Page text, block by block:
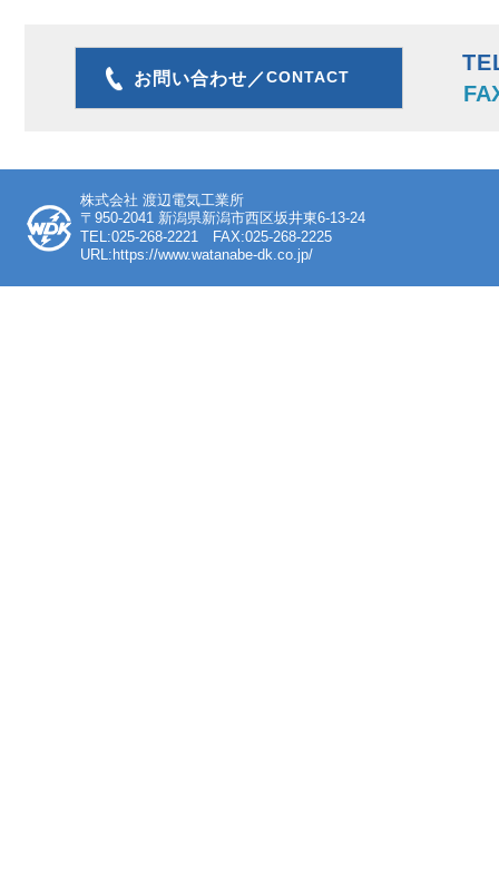
お問い合わせ／CONTACT
株式会社 渡辺電気工業所
〒950-2041 新潟県新潟市西区坂井東6-13-24
TEL:025-268-2221 FAX:025-268-2225
URL:https://www.watanabe-dk.co.jp/